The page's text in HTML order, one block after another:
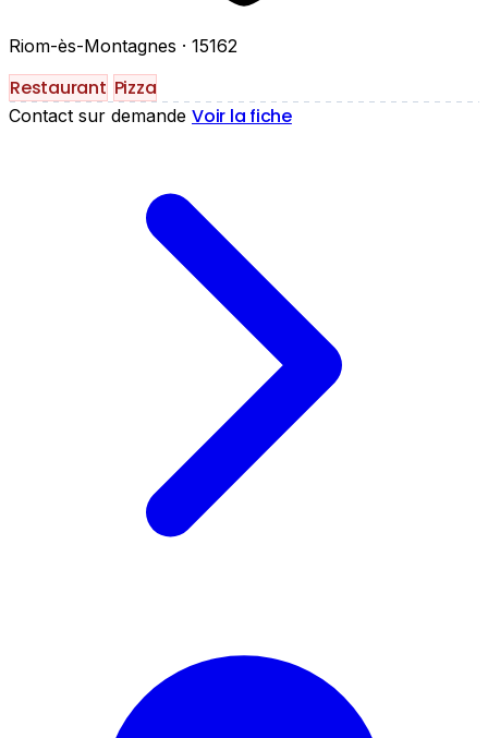
Riom-ès-Montagnes · 15162
Restaurant Pizza
Contact sur demande Voir la fiche